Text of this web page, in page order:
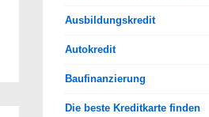
Ausbildungskredit
Autokredit
Baufinanzierung
Die beste Kreditkarte finden